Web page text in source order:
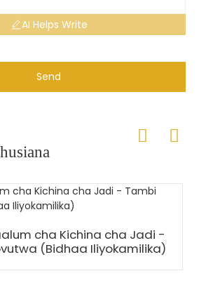
AI Helps Write
Send
cha Kichina cha Jadi -
(Bidhaa Iliyokamilika)